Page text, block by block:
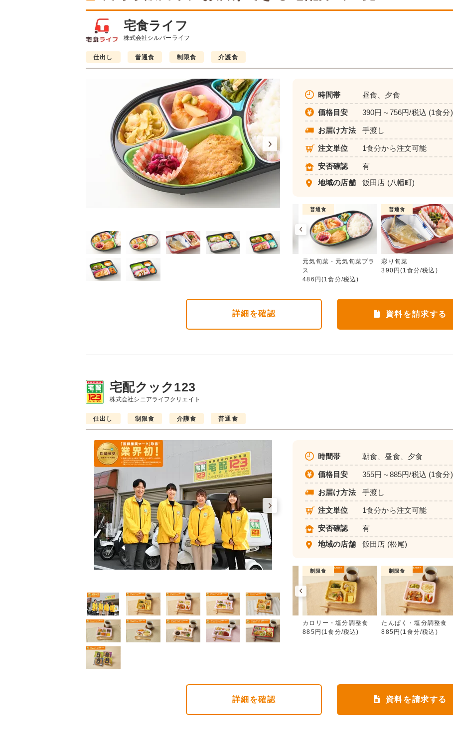
宅食ライフ
株式会社シルバーライフ
仕出し 普通食 制限食 介護食
元気旬菜・元気旬菜プラス
時間帯 昼食、夕食
価格目安 390円～756円/税込 (1食分)
お届け方法 手渡し
注文単位 1食分から注文可能
安否確認
有
地域の店舗
飯田店 (八幡町)
糖質カロリー調整食
648円(1食分/税込)
制限食
たんぱく調整食
756円(1食分/税込)
介護食 普通食
元気旬菜・元気旬菜プラ
ス
486円(1食分/税込)
普通食
彩り旬菜
390円(1食分/税込)
詳細 を確認 資料を請求する
宅配クック123
株式会社シニアライフクリエイト
仕出し 制限食 介護食 普通食
カロリー・塩分調整食
時間帯 朝食、昼食、夕食
価格目安 355円～885円/税込 (1食分)
お届け方法 手渡し
注文単位 1食分から注文可能
安否確認
有
地域の店舗
飯田店 (松尾)
幸たんぱく食
724円(1食分/税込)
普通食
健康ボリューム食
788円(1食分/税込)
普通食
朝食（パンセット）
355円(1食分/税込)
制限食
カロリー・塩分調整食
885円(1食分/税込)
制限食
たんぱく・塩分調整食
885円(1食分/税込)
詳細 を確認 資料を請求する